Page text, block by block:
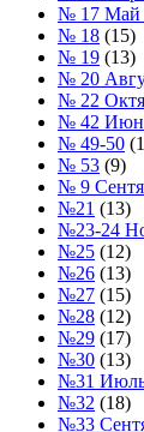
№ 17 Май
№ 18 (15)
№ 19 (13)
№ 20
№ 22
№ 42
№ 49-50
№ 53 (9)
№ 9
№21 (13)
№23-24
№25 (12)
№26 (13)
№27 (15)
№28 (12)
№29 (17)
№30 (13)
№31 Июль
№32 (18)
№33